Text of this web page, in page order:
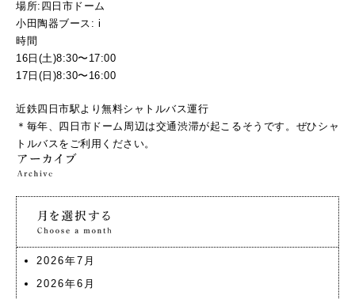
場所:四日市ドーム
小田陶器ブース: i
時間
16日(土)8:30〜17:00
17日(日)8:30〜16:00
近鉄四日市駅より無料シャトルバス運行
＊毎年、四日市ドーム周辺は交通渋滞が起こるそうです。ぜひシャ
トルバスをご利用ください。
2026年7月
2026年6月